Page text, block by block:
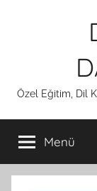
Özel Eğitim, Dil
Menü